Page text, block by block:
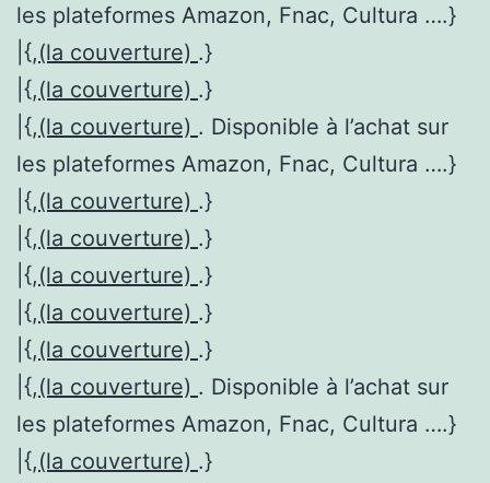
les plateformes Amazon, Fnac, Cultura ….}
|{,(la couverture) .}
|{,(la couverture) .}
|{,(la couverture) . Disponible à l’achat sur
les plateformes Amazon, Fnac, Cultura ….}
|{,(la couverture) .}
|{,(la couverture) .}
|{,(la couverture) .}
|{,(la couverture) .}
|{,(la couverture) .}
|{,(la couverture) . Disponible à l’achat sur
les plateformes Amazon, Fnac, Cultura ….}
|{,(la couverture) .}